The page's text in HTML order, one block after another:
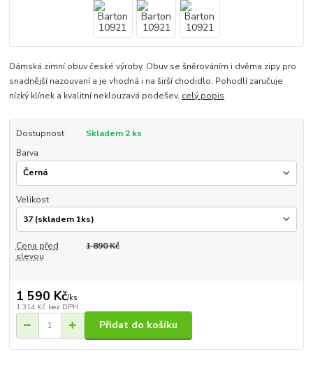
Dámská zimní obuv české výroby. Obuv se šněrováním i dvěma zipy pro
snadnější nazouvaní a je vhodná i na širší chodidlo. Pohodlí zaručuje
nízký klínek a kvalitní neklouzavá podešev. celý popis
Dostupnost
Skladem 2 ks
Barva
Velikost
Cena před
slevou
1 890 Kč
1 590 Kč/ks
1 314 Kč bez DPH
Přidat do košíku